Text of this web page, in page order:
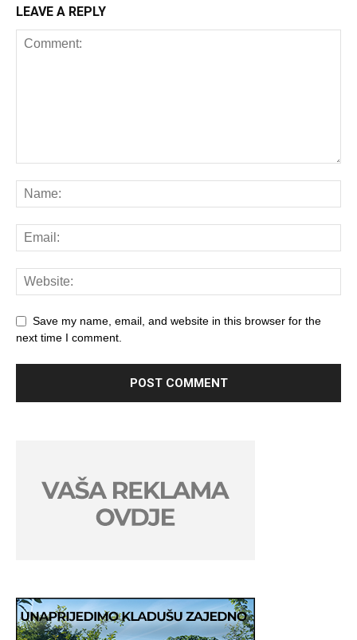
LEAVE A REPLY
Save my name, email, and website in this browser for the
next time I comment.